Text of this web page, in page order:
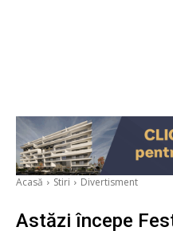
Acasă Stiri Divertisment
Astăzi începe